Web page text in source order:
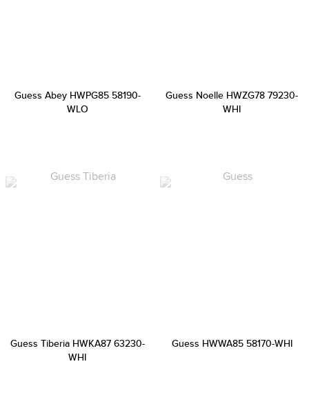
Guess Abey HWPG85 58190-
WLO
Guess Noelle HWZG78 79230-
WHI
Guess Tiberia HWKA87 63230-
WHI
Guess HWWA85 58170-WHI